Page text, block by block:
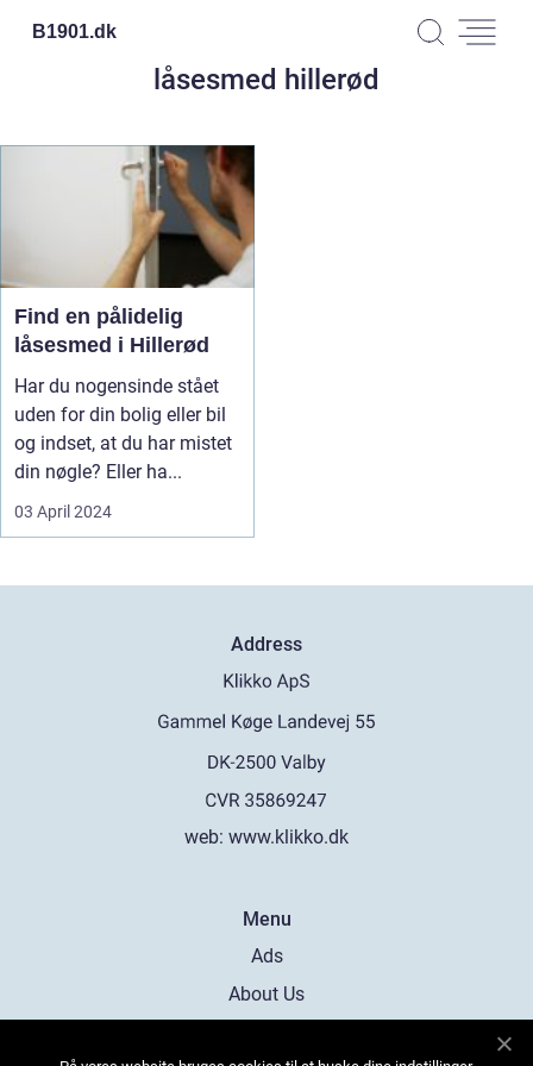
B1901.dk
låsesmed hillerød
Find en pålidelig
låsesmed i Hillerød
Har du nogensinde stået
uden for din bolig eller bil
og indset, at du har mistet
din nøgle? Eller ha...
03 April 2024
Address
web: www.klikko.dk
Menu
Ads
About Us